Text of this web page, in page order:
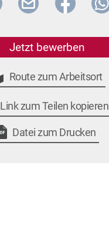
Jetzt bewerben
Route zum Arbeitsort
Link zum Teilen kopieren
Datei zum Drucken